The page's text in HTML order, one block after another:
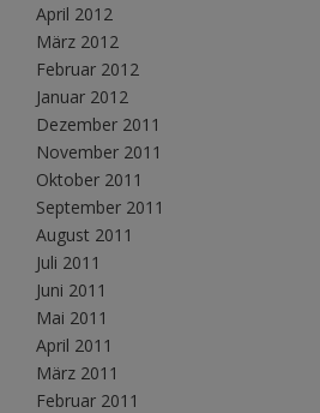
April 2012
März 2012
Februar 2012
Januar 2012
Dezember 2011
November 2011
Oktober 2011
September 2011
August 2011
Juli 2011
Juni 2011
Mai 2011
April 2011
März 2011
Februar 2011